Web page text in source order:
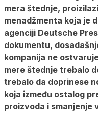
mera štednje,
menadžmenta koja je
agenciji Deutsche
dokumentu,
kompanija ne
mere štednje trebalo
trebalo da doprinese
koja između ostalog
proizvoda i smanjenje